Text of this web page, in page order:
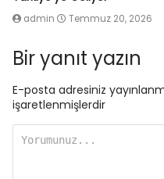
admin Temmuz 20, 2026
Bir yanıt yazın
E-posta adresiniz
işaretlenmişlerdir